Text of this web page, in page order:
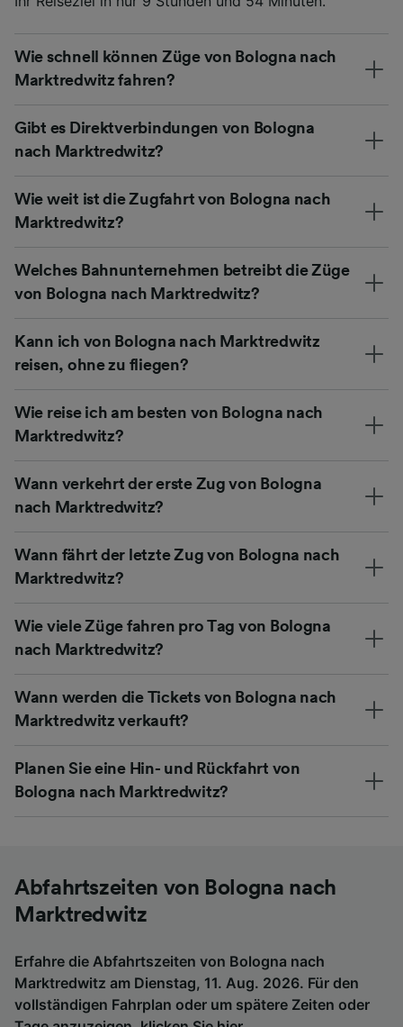
Wie schnell können Züge von Bologna nach
Marktredwitz fahren?
Gibt es Direktverbindungen von Bologna
nach Marktredwitz?
Wie weit ist die Zugfahrt von Bologna nach
Marktredwitz?
Welches Bahnunternehmen betreibt die Züge
von Bologna nach Marktredwitz?
Kann ich von Bologna nach Marktredwitz
reisen, ohne zu fliegen?
Wie reise ich am besten von Bologna nach
Marktredwitz?
Wann verkehrt der erste Zug von Bologna
nach Marktredwitz?
Wann fährt der letzte Zug von Bologna nach
Marktredwitz?
Wie viele Züge fahren pro Tag von Bologna
nach Marktredwitz?
Wann werden die Tickets von Bologna nach
Marktredwitz verkauft?
Planen Sie eine Hin- und Rückfahrt von
Bologna nach Marktredwitz?
Abfahrtszeiten von Bologna nach
Marktredwitz
Erfahre die Abfahrtszeiten von Bologna nach
Marktredwitz am Dienstag, 11. Aug. 2026. Für den
vollständigen Fahrplan oder um spätere Zeiten oder